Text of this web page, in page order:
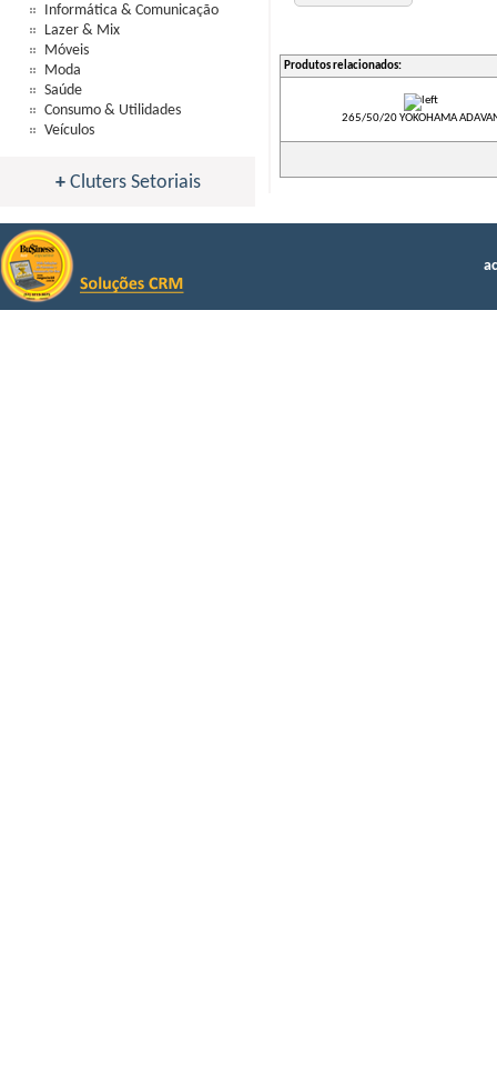
Informática & Comunicação
Lazer & Mix
Móveis
Moda
Saúde
Consumo & Utilidades
Veículos
Produtos relacionados:
265/50/20 YOKOHAMA
+Cluters Setoriais